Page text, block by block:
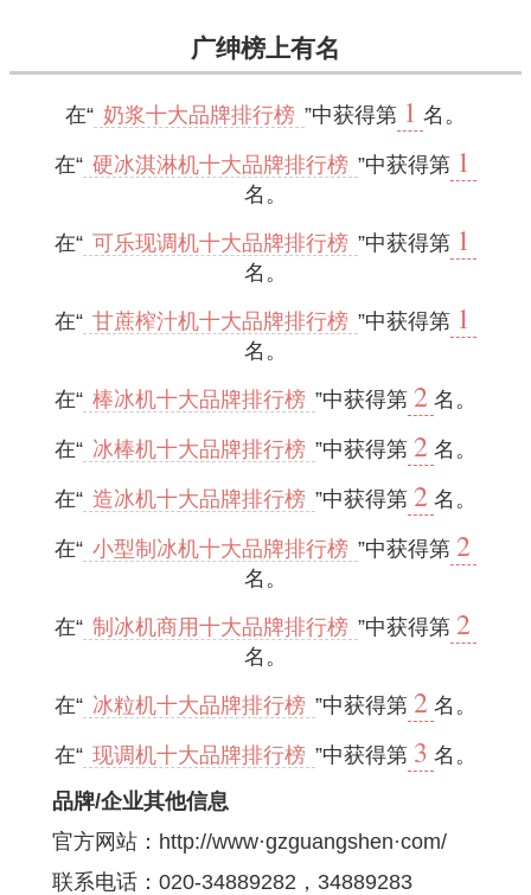
广绅榜上有名
在“ 奶浆十大品牌排行榜 ”中获得第 1 名。
在“ 硬冰淇淋机十大品牌排行榜 ”中获得第 1
名。
在“ 可乐现调机十大品牌排行榜 ”中获得第 1
名。
在“ 甘蔗榨汁机十大品牌排行榜 ”中获得第 1
名。
在“ 棒冰机十大品牌排行榜 ”中获得第 2 名。
在“ 冰棒机十大品牌排行榜 ”中获得第 2 名。
在“ 造冰机十大品牌排行榜 ”中获得第 2 名。
在“ 小型制冰机十大品牌排行榜 ”中获得第 2
名。
在“ 制冰机商用十大品牌排行榜 ”中获得第 2
名。
在“ 冰粒机十大品牌排行榜 ”中获得第 2 名。
在“ 现调机十大品牌排行榜 ”中获得第 3 名。
品牌/企业其他信息
官方网站： http://www·gzguangshen·com/
联系电话：020-34889282，34889283